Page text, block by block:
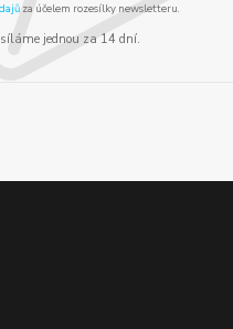
za účelem rozesílky newsletteru.
jednou za 14 dní.